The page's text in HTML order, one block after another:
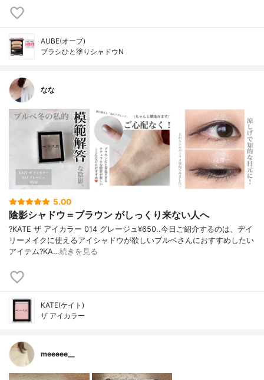
AUBE(オーブ)
ブラシひと塗りシャドウN
なな
5.00
陰影シャドウ＝ブラウン がしっくり来ない人へ
?KATE ザ アイカラー 014 グレージュ¥650..今日ご紹介するのは、デイ
リーメイクに使えるアイシャドウが欲しいブルベさんにおすすめしたい
アイテム?KA…続きを見る
KATE(ケイト)
ザ アイカラー
meeeee__